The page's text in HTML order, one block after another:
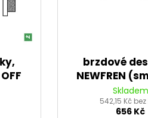
2
brzdové
NEWFREN
ROAD ATV
ks v
Skladem
542,15 Kč bez
656 Kč